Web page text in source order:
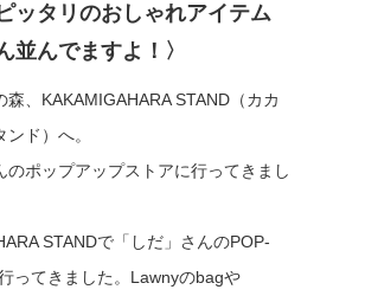
ッタリのおしゃれアイテム
並んでますよ！〉
森、KAKAMIGAHARA STAND（カカ
ンド）へ。
のポップアップストアに行ってきまし
STANDで「しだ」さんのPOP-
ってきました。Lawnyのbagや